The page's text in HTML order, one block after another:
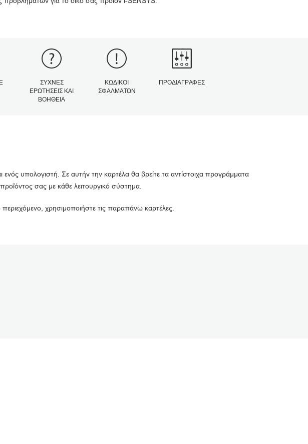
ΣΥΧΝΈΣ
ΕΡΩΤΉΣΕΙΣ ΚΑΙ
ΒΟΉΘΕΙΑ
ΚΩΔΙΚΟΊ
ΣΦΑΛΜΆΤΩΝ
ΠΡΟΔΙΑΓΡΑΦΈΣ
υπολογιστή. Σε αυτήν την καρτέλα θα βρείτε τα αντίστοιχα προγράμματα
σας με κάθε λειτουργικό σύστημα.
χρησιμοποιήστε τις παραπάνω καρτέλες.